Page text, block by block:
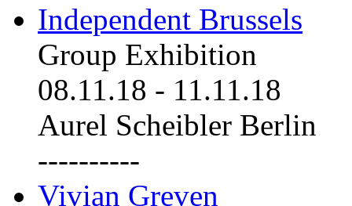
Independent Brussels
Group Exhibition
08.11.18 - 11.11.18
Aurel Scheibler Berlin
----------
Vivian Greven